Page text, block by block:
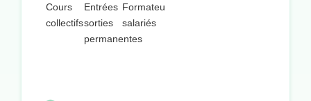
Cours
collectifs
Entrées
sorties
permanentes
Formateurs
salariés